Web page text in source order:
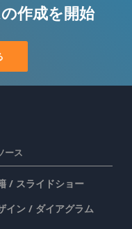
作成を開始
ース
/ スライドショー
イン / ダイアグラム